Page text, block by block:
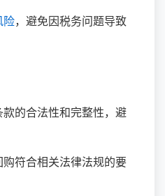
险，避免因税务问题导致
的合法性和完整性，避
符合相关法律法规的要